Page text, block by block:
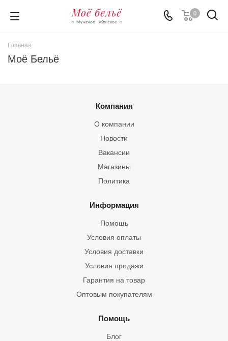
0
Главная
Моё Бельё
Компания
О компании
Новости
Вакансии
Магазины
Политика
Информация
Помощь
Условия оплаты
Условия доставки
Условия продажи
Гарантия на товар
Оптовым покупателям
Помощь
Блог